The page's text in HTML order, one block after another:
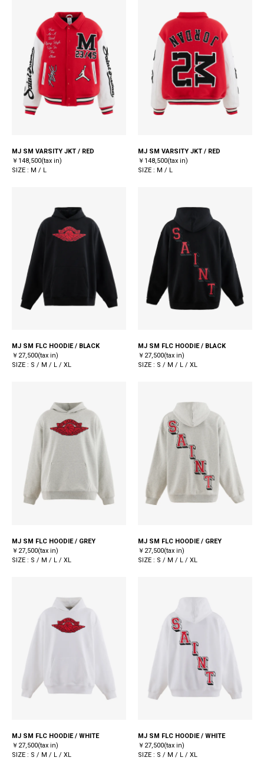
MJ SM VARSITY JKT / RED
￥148,500(tax in)
SIZE : M / L
MJ SM VARSITY JKT / RED
￥148,500(tax in)
SIZE : M / L
MJ SM FLC HOODIE / BLACK
￥27,500(tax in)
SIZE : S / M / L / XL
MJ SM FLC HOODIE / BLACK
￥27,500(tax in)
SIZE : S / M / L / XL
MJ SM FLC HOODIE / GREY
￥27,500(tax in)
SIZE : S / M / L / XL
MJ SM FLC HOODIE / GREY
￥27,500(tax in)
SIZE : S / M / L / XL
MJ SM FLC HOODIE / WHITE
￥27,500(tax in)
SIZE : S / M / L / XL
MJ SM FLC HOODIE / WHITE
￥27,500(tax in)
SIZE : S / M / L / XL